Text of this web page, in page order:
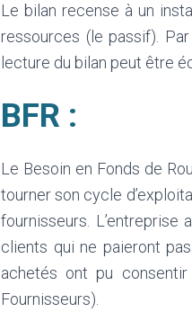
Le bilan recense à un
ressources (le passif).
lecture du bilan peut être
BFR :
Le Besoin en Fonds de
tourner son cycle
fournisseurs.
clients qui ne paieront
achetés ont pu
Fournisseurs).